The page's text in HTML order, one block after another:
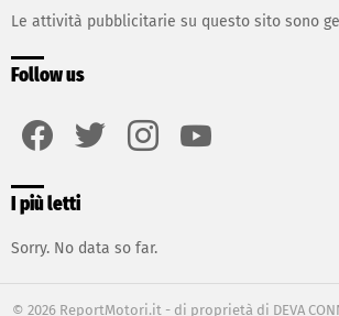
Le attività pubblicitarie su questo sito sono
Follow us
I più letti
Sorry. No data so far.
© 2026 ReportMotori.it - di proprietà di DEVA